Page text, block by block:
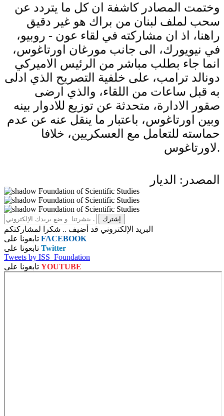
وختمت المصادر كاشفة ان كل ما يتردد عن
سحب لملف لبنان من براك هو غير دقيق
راهنا، اذ ان مشاركته في لقاء عون - روبيو،
في نيويورك، الى جانب مورغان اورتاغوس،
انما جاء بطلب مباشر من الرئيس الاميركي
دونالد ترامب، على خلفية التصريح الذي ادلى
به قبل ساعات من اللقاء، والذي ارضى
صقور الادارة، متحدثة عن توزيع للادوار بينه
وبين اورتاغوس، باعتبار ما ينقل عنه عن عدم
حماسته للتعامل مع العسكريين، خلافا
لاورتاغوس.
المصدر: الديار
البريد الإلكتروني قد أضيف .. شكرا لمشاركتكم
FACEBOOK
Twitter
Tweets by ISS_Foundation
YOUTUBE